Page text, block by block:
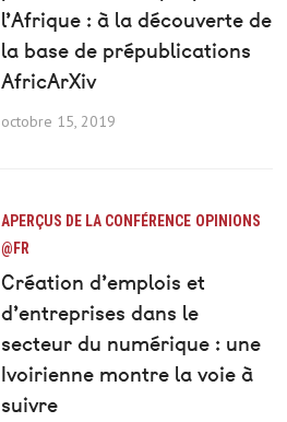
l’Afrique : à la découverte de
la base de prépublications
AfricArXiv
octobre 15, 2019
APERÇUS DE LA CONFÉRENCE OPINIONS
@FR
Création d’emplois et
d’entreprises dans le
secteur du numérique : une
Ivoirienne montre la voie à
suivre